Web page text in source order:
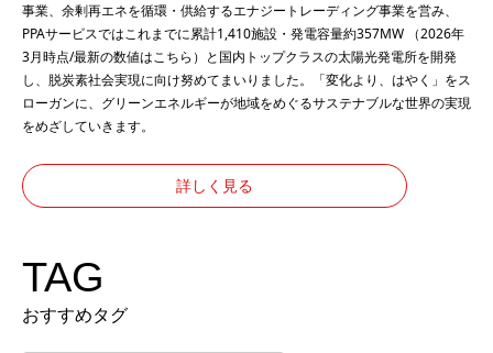
事業、余剰再エネを循環・供給するエナジートレーディング事業を営み、
PPAサービスではこれまでに累計1,410施設・発電容量約357MW （2026年
3月時点/最新の数値はこちら ）と国内トップクラスの太陽光発電所を開発
し、脱炭素社会実現に向け努めてまいりました。「変化より、はやく」をス
ローガンに、グリーンエネルギーが地域をめぐるサステナブルな世界の実現
をめざしていきます。
詳しく見る
TAG
おすすめタグ